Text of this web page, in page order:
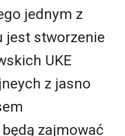
jednym z
jest stworzenie
UKE
z jasno
zajmować